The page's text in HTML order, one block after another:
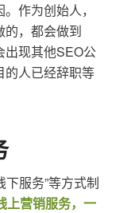
作为创始人，
的，都会做到
出现其他SEO公
的人已经辞职等
下服务”等方式制
上营销服务，一